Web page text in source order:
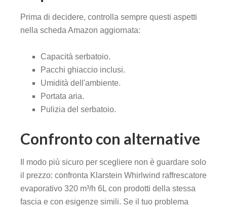
Prima di decidere, controlla sempre questi aspetti
nella scheda Amazon aggiornata:
Capacità serbatoio.
Pacchi ghiaccio inclusi.
Umidità dell'ambiente.
Portata aria.
Pulizia del serbatoio.
Confronto con alternative
Il modo più sicuro per scegliere non è guardare solo
il prezzo: confronta Klarstein Whirlwind raffrescatore
evaporativo 320 m³/h 6L con prodotti della stessa
fascia e con esigenze simili. Se il tuo problema